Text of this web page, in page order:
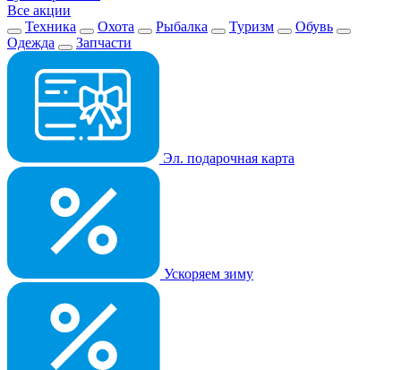
Все акции
Техника
Охота Рыбалка Туризм
Обувь
Одежда
Запчасти
Эл. подарочная карта
Ускоряем зиму